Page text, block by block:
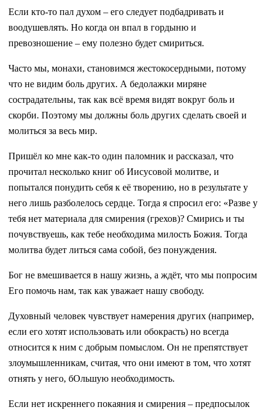
Если кто-то пал духом – его следует подбадривать и
воодушевлять. Но когда он впал в гордыню и
превозношение – ему полезно будет смириться.
Часто мы, монахи, становимся жестокосердными, потому
что не видим боль других. А бедолажки миряне
сострадательны, так как всё время видят вокруг боль и
скорби. Поэтому мы должны боль других сделать своей и
молиться за весь мир.
Пришёл ко мне как-то один паломник и рассказал, что
прочитал несколько книг об Иисусовой молитве, и
попытался понудить себя к её творению, но в результате у
него лишь разболелось сердце. Тогда я спросил его: «Разве у
тебя нет материала для смирения (грехов)? Смирись и ты
почувствуешь, как тебе необходима милость Божия. Тогда
молитва будет литься сама собой, без понуждения.
Бог не вмешивается в нашу жизнь, а ждёт, что мы попросим
Его помочь нам, так как уважает нашу свободу.
Духовный человек чувствует намерения других (например,
если его хотят использовать или обокрасть) но всегда
относится к ним с добрым помыслом. Он не препятствует
злоумышленникам, считая, что они имеют в том, что хотят
отнять у него, бОльшую необходимость.
Если нет искреннего покаяния и смирения – предпосылок